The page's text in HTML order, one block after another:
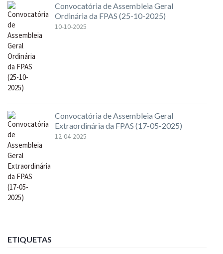
Convocatória de Assembleia Geral
Ordinária da FPAS (25-10-2025)
10-10-2025
Convocatória de Assembleia Geral
Extraordinária da FPAS (17-05-2025)
12-04-2025
ETIQUETAS